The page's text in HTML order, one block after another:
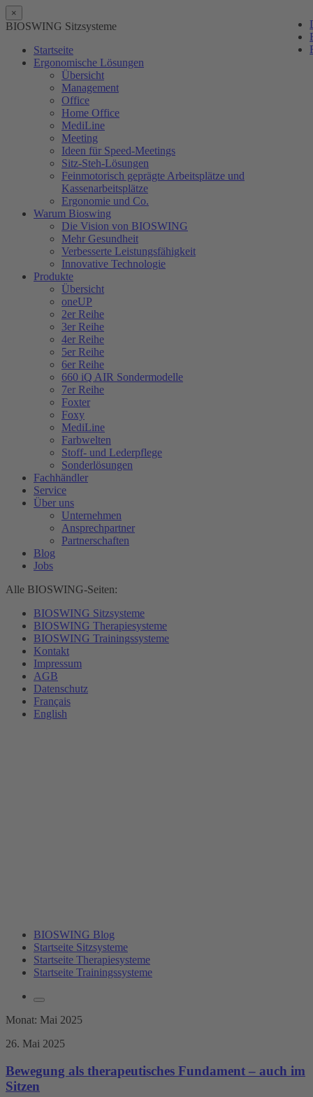
×
BIOSWING Sitzsysteme
Startseite
Ergonomische Lösungen
Übersicht
Management
Office
Home Office
MediLine
Meeting
Ideen für Speed-Meetings
Sitz-Steh-Lösungen
Feinmotorisch geprägte Arbeitsplätze und
Kassenarbeitsplätze
Ergonomie und Co.
Warum Bioswing
Die Vision von BIOSWING
Mehr Gesundheit
Verbesserte Leistungsfähigkeit
Innovative Technologie
Produkte
Übersicht
oneUP
2er Reihe
3er Reihe
4er Reihe
5er Reihe
6er Reihe
660 iQ AIR Sondermodelle
7er Reihe
Foxter
Foxy
MediLine
Farbwelten
Stoff- und Lederpflege
Sonderlösungen
Fachhändler
Service
Über uns
Unternehmen
Ansprechpartner
Partnerschaften
Blog
Jobs
Alle BIOSWING-Seiten:
BIOSWING Sitzsysteme
BIOSWING Therapiesysteme
BIOSWING Trainingssysteme
Kontakt
Impressum
AGB
Datenschutz
Français
English
BIOSWING Blog
Startseite Sitzsysteme
Startseite Therapiesysteme
Startseite Trainingssysteme
Monat: Mai 2025
26. Mai 2025
Bewegung als therapeutisches Fundament – auch im
Sitzen